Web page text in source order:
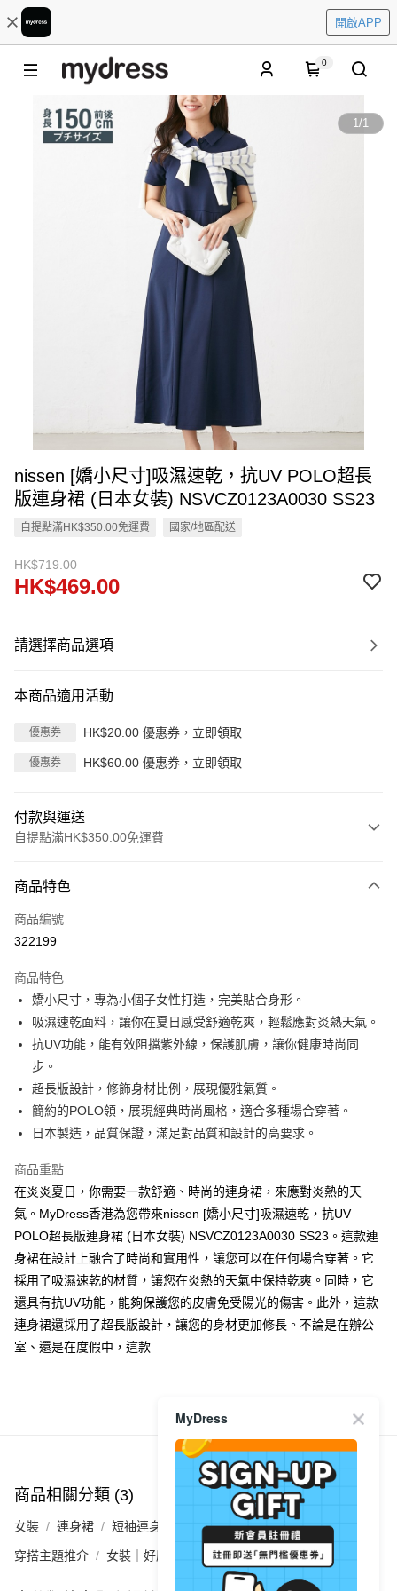
開啟APP
0
1/1
nissen [嬌小尺寸]吸濕速乾，抗UV POLO超長
版連身裙 (日本女裝) NSVCZ0123A0030 SS23
自提點滿HK$350.00免運費 國家/地區配送
HK$719.00
HK$469.00
請選擇商品選項
本商品適用活動
優惠券 HK$20.00 優惠券，立即領取
優惠券 HK$60.00 優惠券，立即領取
付款與運送
自提點滿HK$350.00免運費
信用卡
Apple Pay
PayMe
WeChat Pay
送貨方式
每筆HK$40.00，滿HK$350.00或以上免運費
付款後順豐合作便利店
每筆HK$40.00，滿HK$350.00或以上免運費
付款後其他順豐合作點
每筆HK$40.00，滿HK$350.00或以上免運費
順豐速遞 / 菜鳥
每筆HK$40.00，滿HK$350.00或以上免運費
商品特色
商品編號
322199
商品特色
嬌小尺寸，專為小個子女性打造，完美貼合身形。
吸濕速乾面料，讓你在夏日感受舒適乾爽，輕鬆應對炎熱天氣。
抗UV功能，能有效阻擋紫外線，保護肌膚，讓你健康時尚同
步。
超長版設計，修飾身材比例，展現優雅氣質。
簡約的POLO領，展現經典時尚風格，適合多種場合穿著。
日本製造，品質保證，滿足對品質和設計的高要求。
商品重點
在炎炎夏日，你需要一款舒適、時尚的連身裙，來應對炎熱的天
氣。MyDress香港為您帶來nissen [嬌小尺寸]吸濕速乾，抗UV
POLO超長版連身裙 (日本女裝) NSVCZ0123A0030 SS23。這款連
身裙在設計上融合了時尚和實用性，讓您可以在任何場合穿著。它
採用了吸濕速乾的材質，讓您在炎熱的天氣中保持乾爽。同時，它
還具有抗UV功能，能夠保護您的皮膚免受陽光的傷害。此外，這款
連身裙還採用了超長版設計，讓您的身材更加修長。不論是在辦公
室、還是在度假中，這款
商品推薦
商品相關分類 (3)
女裝 連身裙 短袖連身裙
穿搭主題推介 女裝｜好感穿搭 氣質裙裝💕
MyDress